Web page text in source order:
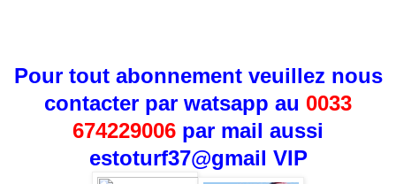
Pour tout abonnement veuillez nous
contacter par watsapp au 0033
674229006 par mail aussi
estoturf37@gmail VIP